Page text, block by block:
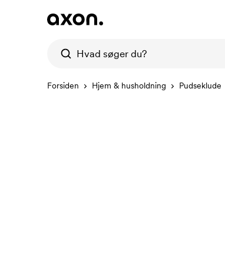
Forsiden Hjem & husholdning Pudseklude